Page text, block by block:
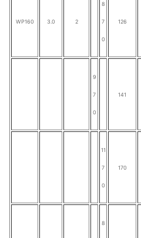
WP160 3.0 2
8
7
0
126
9
7
0
141
11
7
0
170
8